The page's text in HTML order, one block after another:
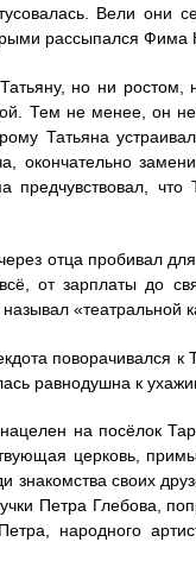
Вели они
рассыпался Фима
но ни ростом,
Тем не менее, он
Татьяна
окончательно
что
отца пробивал
от зарплаты до
«театральной
поворачивался
равнодушна к
на посёлок
церковь,
знакомства своих
Петра Глебова,
народного